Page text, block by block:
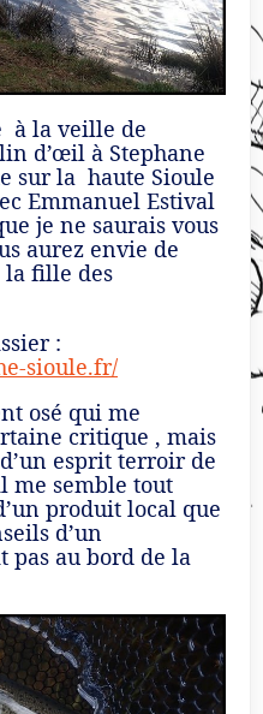
à la veille de
d’œil à Stephane
sur la haute Sioule
Emmanuel Estival
je ne saurais vous
aurez envie de
fille des
:
sioule.fr/
osé qui me
critique , mais
esprit terroir de
me semble tout
produit local que
d’un
au bord de la